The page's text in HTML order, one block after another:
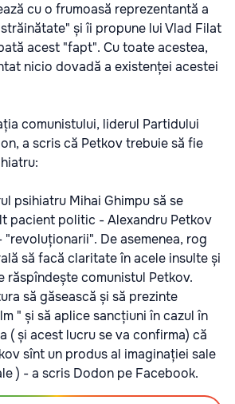
cu o frumoasă reprezentantă a
și îi propune lui Vlad Filat
acest "fapt". Cu toate acestea,
nicio dovadă a existenței acestei
comunistului, liderul Partidului
a scris că Petkov trebuie să fie
psihiatru Mihai Ghimpu să se
pacient politic - Alexandru Petkov
De asemenea, rog
să facă claritate în acele insulte și
răspîndește comunistul Petkov.
să găsească și să prezinte
" și să aplice sancțiuni în cazul în
( și acest lucru se va confirma) că
sînt un produs al imaginației sale
) - a scris Dodon pe Facebook.